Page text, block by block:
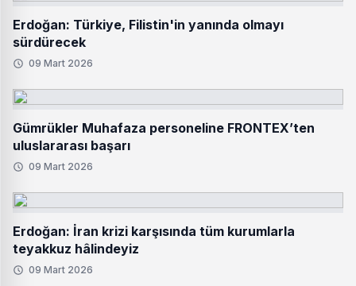
Erdoğan: Türkiye, Filistin'in yanında olmayı
sürdürecek
09 Mart 2026
Gümrükler Muhafaza personeline FRONTEX’ten
uluslararası başarı
09 Mart 2026
Erdoğan: İran krizi karşısında tüm kurumlarla
teyakkuz hâlindeyiz
09 Mart 2026